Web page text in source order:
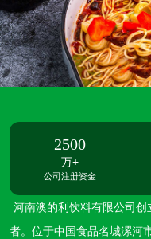
2500
万+
公司注册资金
河南澳的利饮料有限公司
者。位于中国食品名城漯河